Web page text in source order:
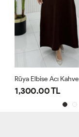
Rüya Elbise Acı Kahve
1,300.00 TL